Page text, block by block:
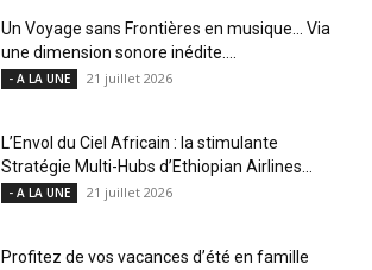
Un Voyage sans Frontières en musique… Via
une dimension sonore inédite....
- A LA UNE 21 juillet 2026
L’Envol du Ciel Africain : la stimulante
Stratégie Multi-Hubs d’Ethiopian Airlines...
- A LA UNE 21 juillet 2026
Profitez de vos vacances d’été en famille